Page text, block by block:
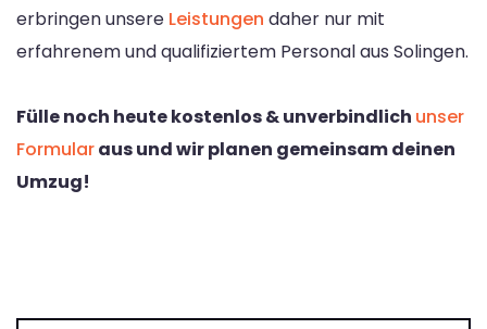
erbringen unsere Leistungen daher nur mit
erfahrenem und qualifiziertem Personal aus Solingen.
Fülle noch heute kostenlos & unverbindlich unser
Formularaus und wir planen gemeinsam deinen
Umzug!